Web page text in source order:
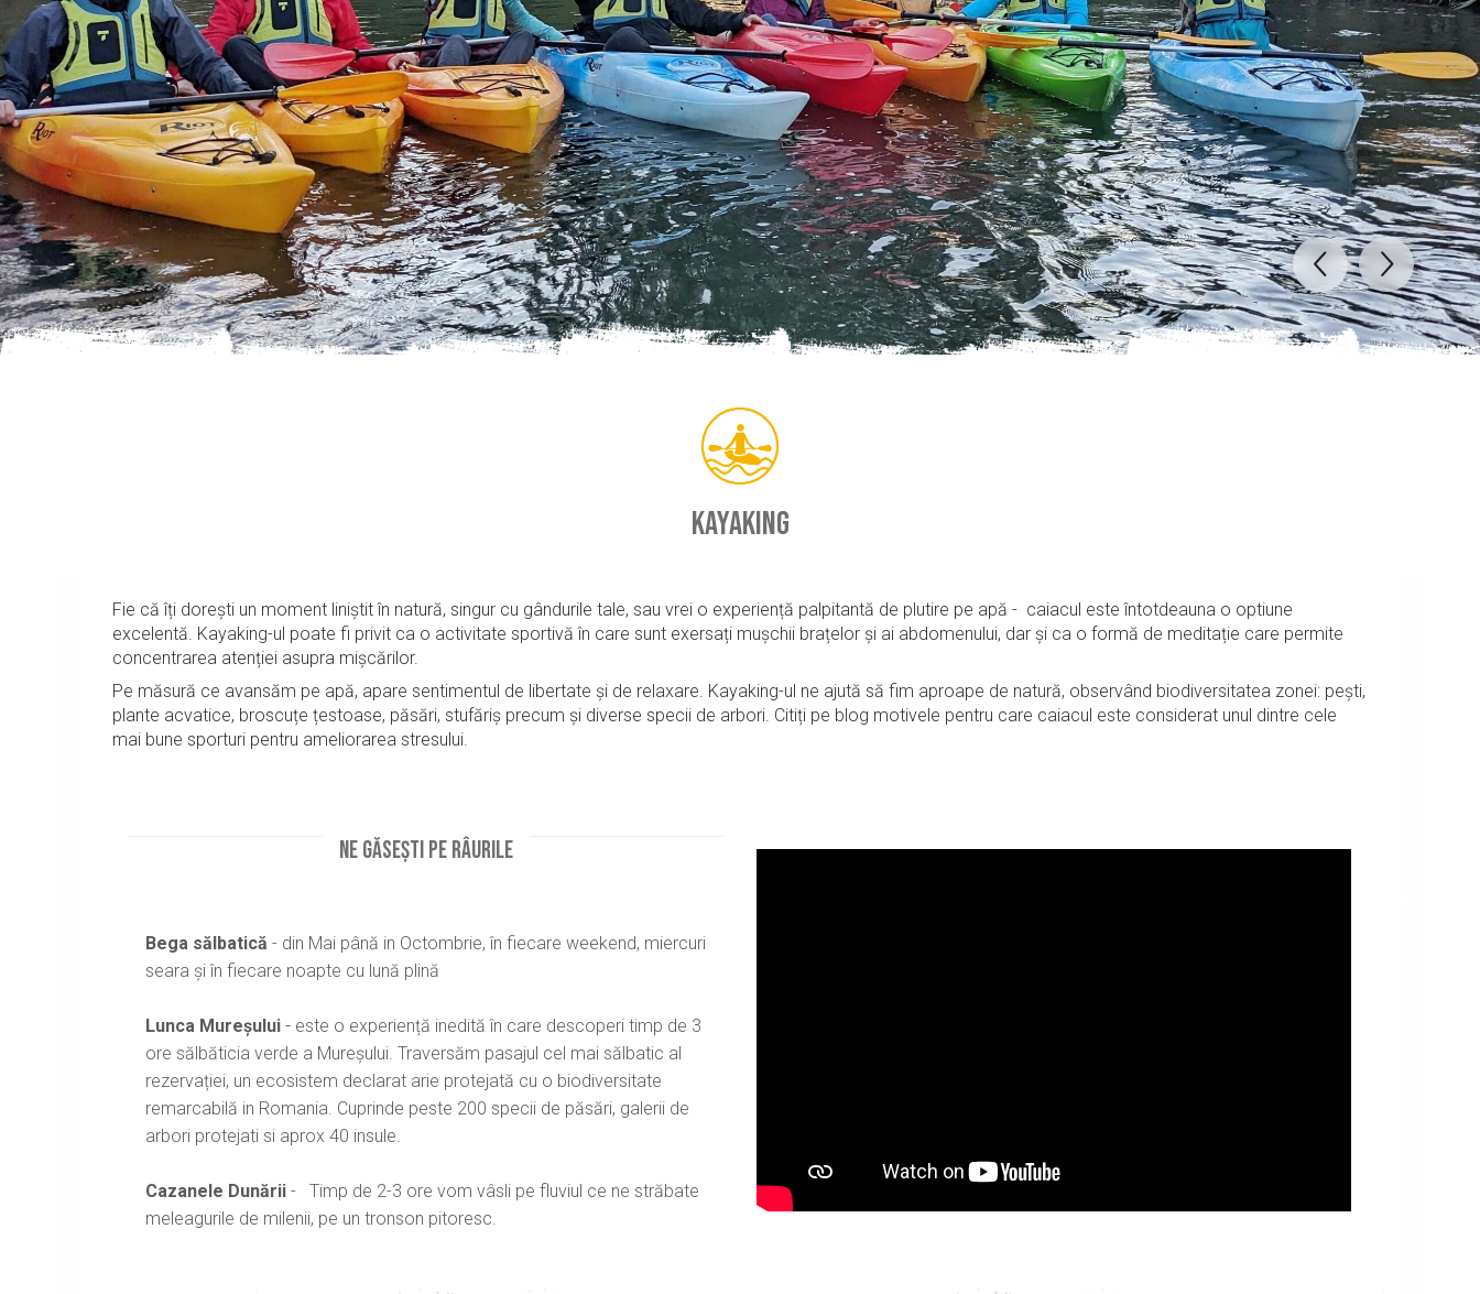
Kayaking
Fie că îți dorești un moment liniștit în natură, singur cu gândurile tale, sau vrei o experiență palpitantă de plutire pe apă - caiacul este întotdeauna o optiune
excelentă. Kayaking-ul poate fi privit ca o activitate sportivă în care sunt exersați mușchii brațelor și ai abdomenului, dar și ca o formă de meditație care permite
concentrarea atenției asupra mișcărilor.
Pe măsură ce avansăm pe apă, apare sentimentul de libertate și de relaxare. Kayaking-ul ne ajută să fim aproape de natură, observând biodiversitatea zonei: pești,
plante acvatice, broscuțe țestoase, păsări, stufăriș precum și diverse specii de arbori. Citiți pe blog motivele pentru care caiacul este considerat unul dintre cele
mai bune sporturi pentru ameliorarea stresului.
NE găsești pe râurile
Bega sălbatică - din Mai până in Octombrie, în fiecare weekend, miercuri
seara și în fiecare noapte cu lună plină
Lunca Mureșului - este o experiență inedită în care descoperi timp de 3
ore sălbăticia verde a Mureșului. Traversăm pasajul cel mai sălbatic al
rezervației, un ecosistem declarat arie protejată cu o biodiversitate
remarcabilă in Romania. Cuprinde peste 200 specii de păsări, galerii de
arbori protejati si aprox 40 insule.
Cazanele Dunării -
Timp de 2-3 ore vom vâsli pe fluviul ce ne străbate
meleagurile de milenii, pe un tronson pitoresc.